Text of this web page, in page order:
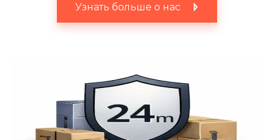
Узнать больше о нас